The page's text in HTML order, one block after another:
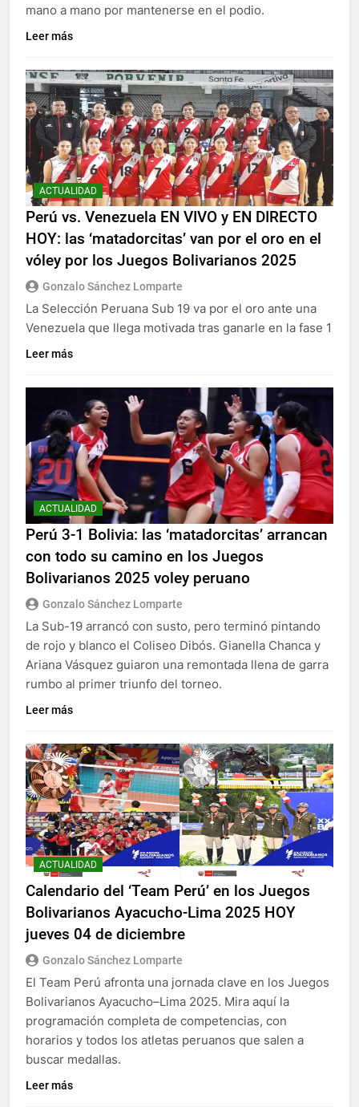
mano a mano por mantenerse en el podio.
Leer más
ACTUALIDAD
Perú vs. Venezuela EN VIVO y EN DIRECTO
HOY: las ‘matadorcitas’ van por el oro en el
vóley por los Juegos Bolivarianos 2025
Gonzalo Sánchez Lomparte
La Selección Peruana Sub 19 va por el oro ante una
Venezuela que llega motivada tras ganarle en la fase 1
Leer más
ACTUALIDAD
Perú 3-1 Bolivia: las ‘matadorcitas’ arrancan
con todo su camino en los Juegos
Bolivarianos 2025 voley peruano
Gonzalo Sánchez Lomparte
La Sub-19 arrancó con susto, pero terminó pintando
de rojo y blanco el Coliseo Dibós. Gianella Chanca y
Ariana Vásquez guiaron una remontada llena de garra
rumbo al primer triunfo del torneo.
Leer más
ACTUALIDAD
Calendario del ‘Team Perú’ en los Juegos
Bolivarianos Ayacucho-Lima 2025 HOY
jueves 04 de diciembre
Gonzalo Sánchez Lomparte
El Team Perú afronta una jornada clave en los Juegos
Bolivarianos Ayacucho–Lima 2025. Mira aquí la
programación completa de competencias, con
horarios y todos los atletas peruanos que salen a
buscar medallas.
Leer más